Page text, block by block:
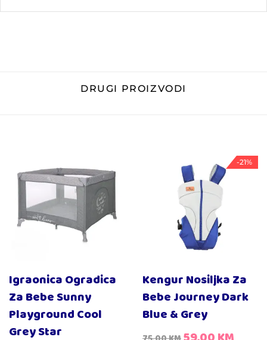
DRUGI PROIZVODI
Igraonica Ogradica
Za Bebe Sunny
Playground Cool
Grey Star
-21%
Kengur Nosiljka Za
Bebe Journey Dark
Blue & Grey